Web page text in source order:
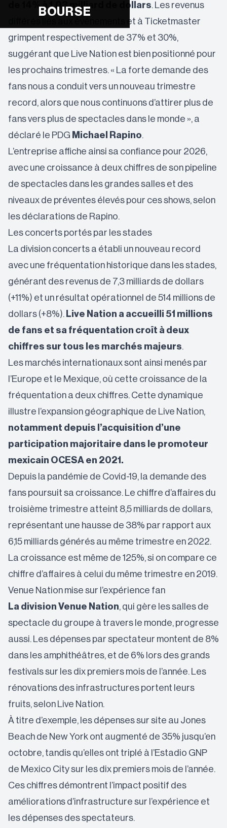
BOURSE
de 14% à 1,03 milliard de dollars. Les revenus
différés liés aux événements et à Ticketmaster
grimpent respectivement de 37% et 30%,
suggérant que Live Nation est bien positionné pour
les prochains trimestres. « La forte demande des
fans nous a conduit vers un nouveau trimestre
record, alors que nous continuons d’attirer plus de
fans vers plus de spectacles dans le monde », a
déclaré le PDG Michael Rapino.
L’entreprise affiche ainsi sa confiance pour 2026,
avec une croissance à deux chiffres de son pipeline
de spectacles dans les grandes salles et des
niveaux de préventes élevés pour ces shows, selon
les déclarations de Rapino.
Les concerts portés par les stades
La division concerts a établi un nouveau record
avec une fréquentation historique dans les stades,
générant des revenus de 7,3 milliards de dollars
(+11%) et un résultat opérationnel de 514 millions de
dollars (+8%). Live Nation a accueilli 51 millions
de fans et sa fréquentation croît à deux
chiffres sur tous les marchés majeurs.
Les marchés internationaux sont ainsi menés par
l’Europe et le Mexique, où cette croissance de la
fréquentation a deux chiffres. Cette dynamique
illustre l’expansion géographique de Live Nation,
notamment depuis l’acquisition d’une
participation majoritaire dans le promoteur
mexicain OCESA en 2021.
Depuis la pandémie de Covid-19, la demande des
fans poursuit sa croissance. Le chiffre d’affaires du
troisième trimestre atteint 8,5 milliards de dollars,
représentant une hausse de 38% par rapport aux
6,15 milliards générés au même trimestre en 2022.
La croissance est même de 125%, si on compare ce
chiffre d’affaires à celui du même trimestre en 2019.
Venue Nation mise sur l’expérience fan
La division Venue Nation, qui gère les salles de
spectacle du groupe à travers le monde, progresse
aussi. Les dépenses par spectateur montent de 8%
dans les amphithéâtres, et de 6% lors des grands
festivals sur les dix premiers mois de l’année. Les
rénovations des infrastructures portent leurs
fruits, selon Live Nation.
À titre d’exemple, les dépenses sur site au Jones
Beach de New York ont augmenté de 35% jusqu’en
octobre, tandis qu’elles ont triplé à l’Estadio GNP
de Mexico City sur les dix premiers mois de l’année.
Ces chiffres démontrent l’impact positif des
améliorations d’infrastructure sur l’expérience et
les dépenses des spectateurs.